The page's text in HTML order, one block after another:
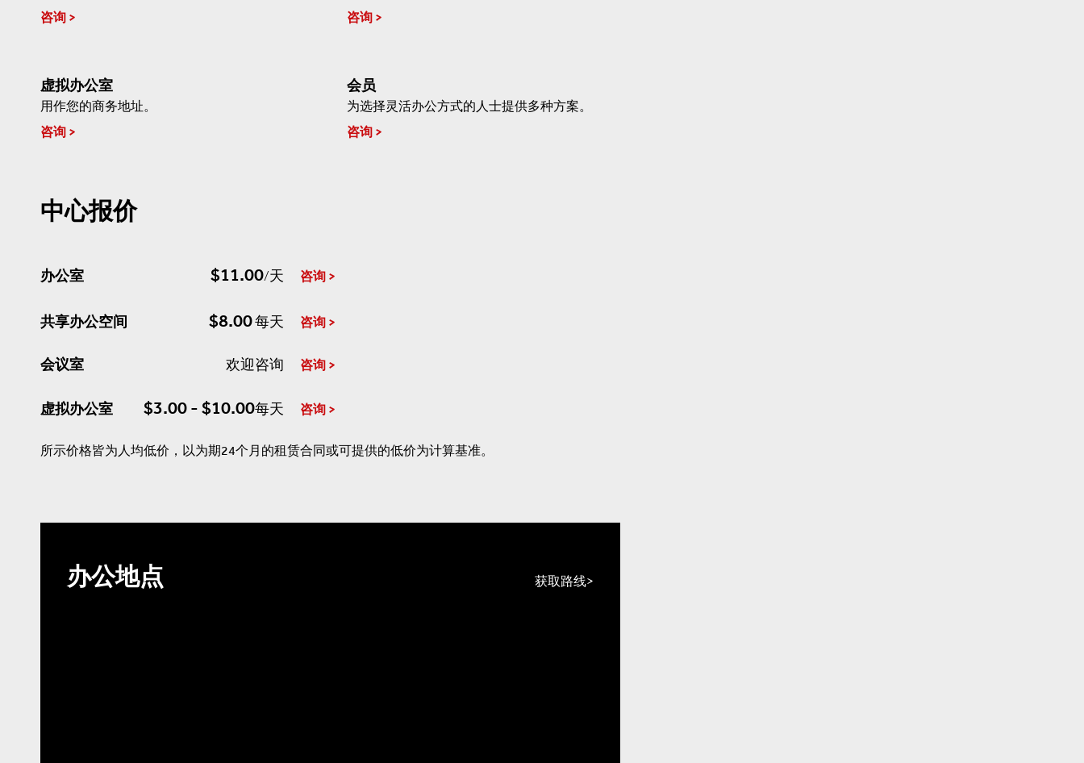
咨询
咨询
虚拟办公室
用作您的商务地址。
咨询
会员
为选择灵活办公方式的人士提供多种方案。
咨询
中心报价
办公室 $11.00/天 咨询
共享办公空间 $8.00每天 咨询
会议室 欢迎咨询 咨询
虚拟办公室 $3.00 - $10.00每天 咨询
所示价格皆为人均低价，以为期24个月的租赁合同或可提供的低价为计算基准。
办公地点 获取路线